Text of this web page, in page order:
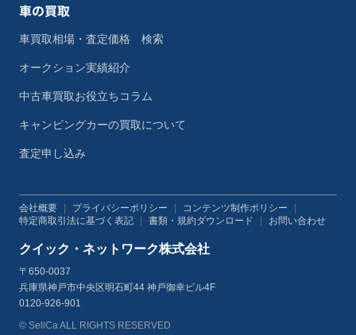
車の買取
車買取相場・査定価格 検索
オークション実績紹介
中古車買取お役立ちコラム
キャンピングカーの買取について
査定申し込み
会社概要 プライバシーポリシー コンテンツ制作ポリシー
特定商取引法に基づく表記
書類・規約ダウンロード お問い合わせ
クイック・ネットワーク株式会社
〒650-0037
兵庫県神戸市中央区明石町44 神戸御幸ビル4F
0120-926-901
© SellCa ALL RIGHTS RESERVED